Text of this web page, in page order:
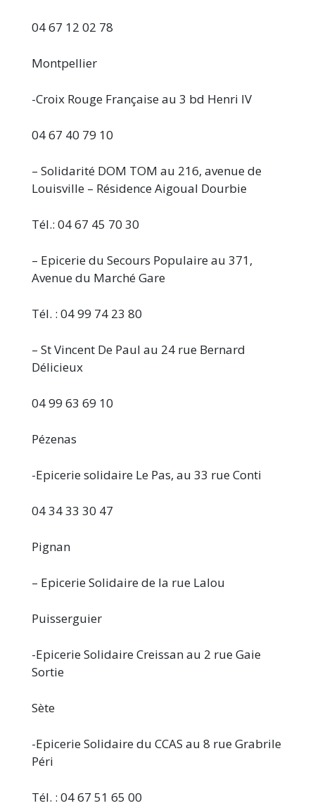
04 67 12 02 78
Montpellier
-Croix Rouge Française au 3 bd Henri IV
04 67 40 79 10
– Solidarité DOM TOM au 216, avenue de
Louisville – Résidence Aigoual Dourbie
Tél.: 04 67 45 70 30
– Epicerie du Secours Populaire au 371,
Avenue du Marché Gare
Tél. : 04 99 74 23 80
– St Vincent De Paul au 24 rue Bernard
Délicieux
04 99 63 69 10
Pézenas
-Epicerie solidaire Le Pas, au 33 rue Conti
04 34 33 30 47
Pignan
– Epicerie Solidaire de la rue Lalou
Puisserguier
-Epicerie Solidaire Creissan au 2 rue Gaie
Sortie
Sète
-Epicerie Solidaire du CCAS au 8 rue Grabrile
Péri
Tél. : 04 67 51 65 00